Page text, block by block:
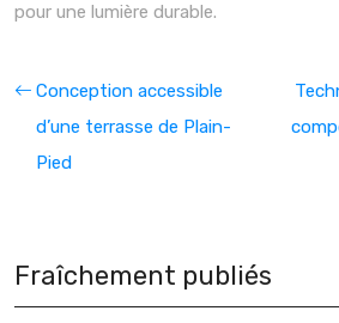
pour une lumière durable.
Conception accessible
d’une terrasse de Plain-
Pied
Fraîchement publiés